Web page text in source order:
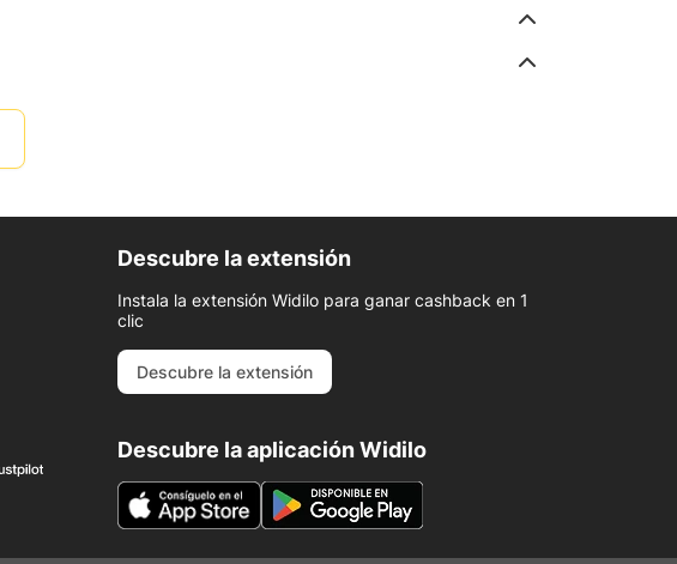
Descubre la extensión
Instala la extensión Widilo para ganar cashback en 1
clic
Descubre la extensión
Descubre la aplicación Widilo